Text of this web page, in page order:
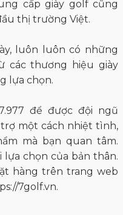
hàng trên trang web
7golf.vn.
a champion today
7golf.vn
777 977 - 0903 077
0904 077 077
135 588